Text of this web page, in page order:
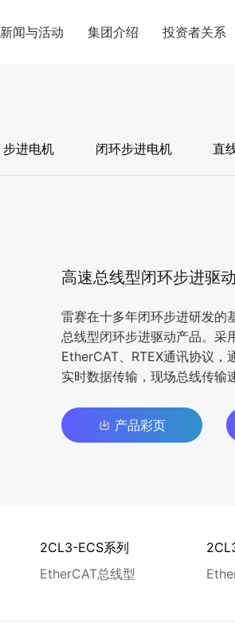
新闻与活动 集团介绍 投资者关系
步进电机 闭环步进电机 直
高速总线型闭环步进驱
雷赛在十多年闭环步进研发的
总线型闭环步进驱动产品。采
EtherCAT、RTEX通讯协议，
实时数据传输，现场总线传输
产品彩页
2CL3-ECS系列
EtherCAT总线型